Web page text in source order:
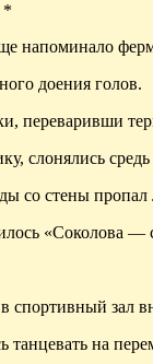
напоминало
доения голов.
переваривши
слонялись
со стены пропал
«Соколова —
спортивный зал
танцевать на